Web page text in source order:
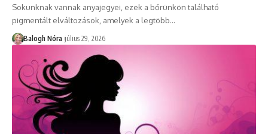
Sokunknak vannak anyajegyei, ezek a bőrünkön található
pigmentált elváltozások, amelyek a legtöbb…
Balogh Nóra július 29, 2026